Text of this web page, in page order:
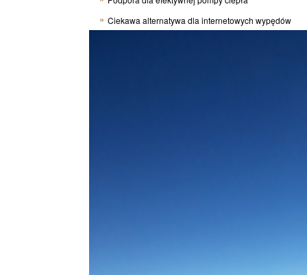
Ciekawa alternatywa dla internetowych wypędów